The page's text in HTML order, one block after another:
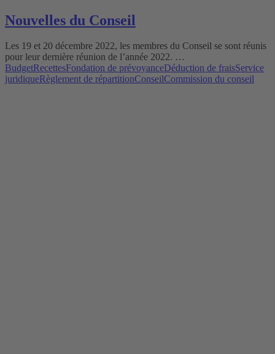
Nouvelles du Conseil
Les 19 et 20 décembre 2022, les membres du Conseil se sont réunis
pour leur dernière réunion de l’année 2022. …
BudgetRecettesFondation de prévoyanceDéduction de fraisService
juridiqueRèglement de répartitionConseilCommission du conseil